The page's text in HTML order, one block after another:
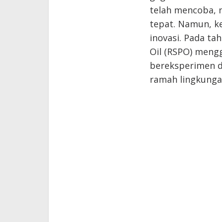
telah mencoba,
tepat. Namun,
inovasi. Pada
Oil (RSPO)
bereksperimen
ramah